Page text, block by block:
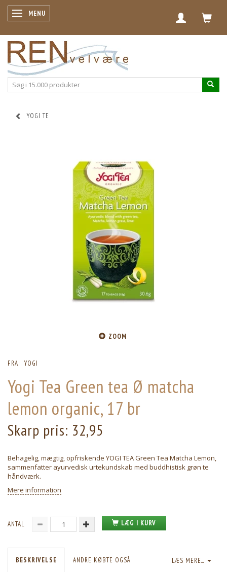
SKIFTE NAVIGATION
MENU
YOGI TE
ZOOM
FRA: YOGI
Yogi Tea Green tea Ø matcha
lemon organic, 17 br
Skarp pris: 32,95
Behagelig, mægtig, opfriskende YOGI TEA Green Tea Matcha Lemon,
sammenfatter ayurvedisk urtekundskab med buddhistisk grøn te
håndværk.
Mere information
ANTAL LÆG I KURV
LÆS MERE...
BESKRIVELSE ANDRE KØBTE OGSÅ